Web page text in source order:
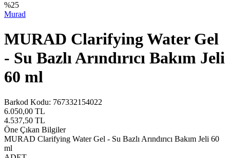
%25
Murad
MURAD Clarifying Water Gel
- Su Bazlı Arındırıcı Bakım Jeli
60 ml
Barkod Kodu: 767332154022
6.050,00 TL
4.537,50 TL
Öne Çıkan Bilgiler
MURAD Clarifying Water Gel - Su Bazlı Arındırıcı Bakım Jeli 60
ml